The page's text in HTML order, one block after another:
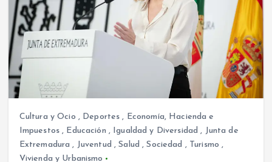
Cultura y Ocio , Deportes , Economía, Hacienda e
Impuestos, Educación , Igualdad y Diversidad , Junta de
Extremadura , Juventud ,Salud ,Sociedad , Turismo ,
Vivienda y Urbanismo